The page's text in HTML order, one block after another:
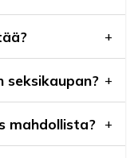
seksikaupan?
mahdollista?